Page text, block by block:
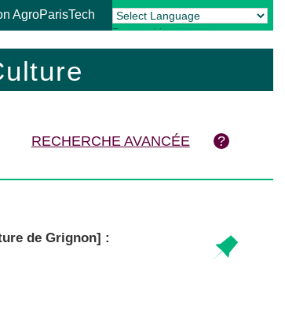
AgroParisTech
Powered by Translate
RECHERCHE AVANCÉE
de Grignon] :